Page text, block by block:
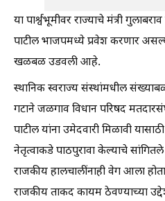
या पार्श्वभूमीवर राज्याचे मंत्री
पाटील भाजपमध्ये प्रवेश करणार
खळबळ उडवली आहे.
स्थानिक स्वराज्य संस्थांमधील
गटाने जळगाव विधान परिषद
पाटील यांना उमेदवारी मिळावी
नेतृत्वाकडे पाठपुरावा केल्याचे
राजकीय हालचालींनाही वेग आला होता.
राजकीय ताकद कायम ठेवण्याच्या